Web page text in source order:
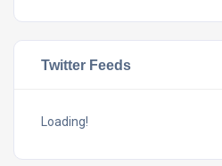
Twitter Feeds
Loading!